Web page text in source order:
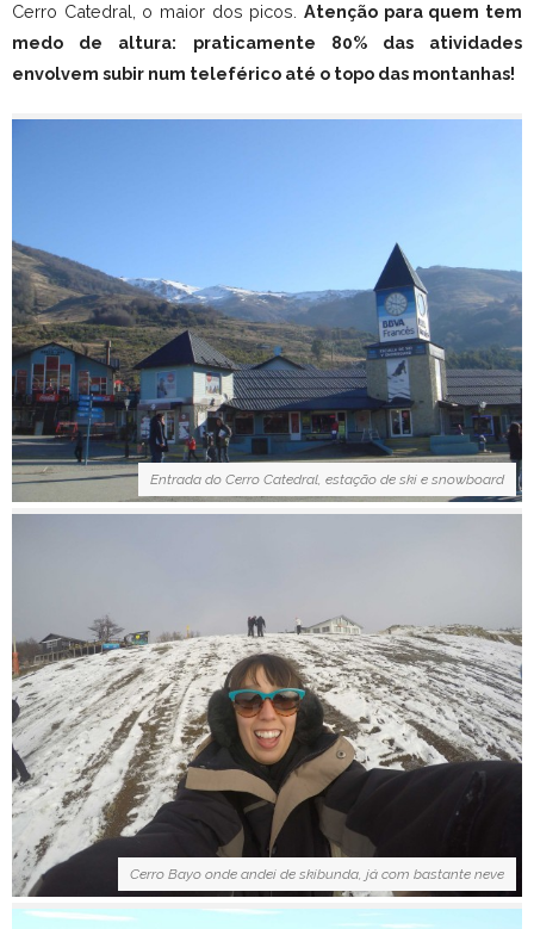
Cerro Catedral, o maior dos picos. Atenção para quem tem
medo de altura: praticamente 80% das atividades
envolvem subir num teleférico até o topo das montanhas!
Entrada do Cerro Catedral, estação de ski e snowboard
Cerro Bayo onde andei de skibunda, já com bastante neve